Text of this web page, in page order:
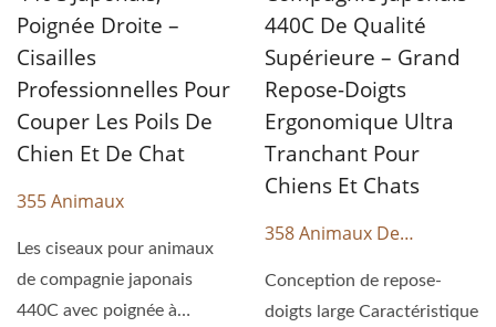
Poignée Droite –
Cisailles
Professionnelles Pour
Couper Les Poils De
Chien Et De Chat
355 Animaux
Les ciseaux pour animaux
de compagnie japonais
440C avec poignée à
440C De Qualité
Supérieure – Grand
Repose-Doigts
Ergonomique Ultra
Tranchant Pour
Chiens Et Chats
358 Animaux De
Conception de repose-
doigts large Caractéristique